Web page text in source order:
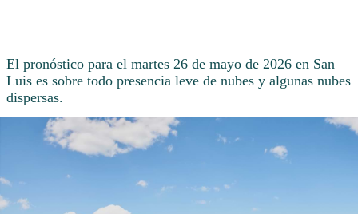
El pronóstico para el martes 26 de mayo de 2026 en San
Luis es sobre todo presencia leve de nubes y algunas nubes
dispersas.